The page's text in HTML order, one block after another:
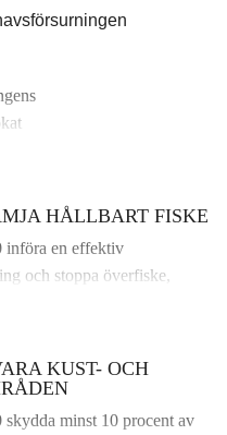
att återställa dem i syfte att
produktiva hav.
HÅLLBART FISKE
införa en effektiv
och stoppa överfiske,
och oreglerat fiske
i syfte att återställa
så snabbt som möjligt,
KUST- OCH
skydda minst 10 procent av